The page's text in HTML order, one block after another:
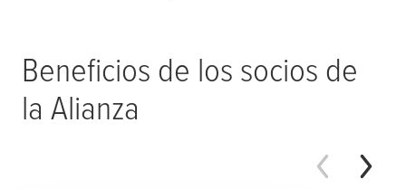
Beneficios de los socios de
la Alianza